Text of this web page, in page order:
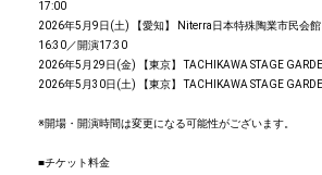
17:00
2026年5月9日(土) 【愛知】 Niterra日本特殊陶業市⺠会
16:30／開演17:30
2026年5月29日(金) 【東京】 TACHIKAWA STAGE
2026年5月30日(土) 【東京】 TACHIKAWA STAGE
※開場・開演時間は変更になる可能性がございます。
■チケット料金